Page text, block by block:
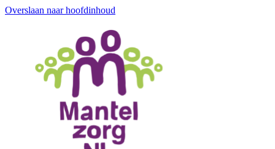
Overslaan naar hoofdinhoud